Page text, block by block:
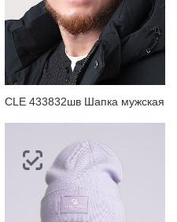
CLE 433832шв Шапка мужская